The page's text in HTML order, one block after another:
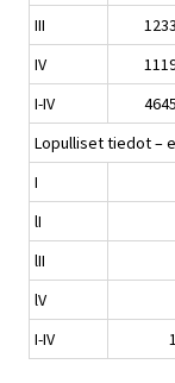
III
IV
I-IV
Lopulliset tiedot –
I
lI
lII
lV
I-IV